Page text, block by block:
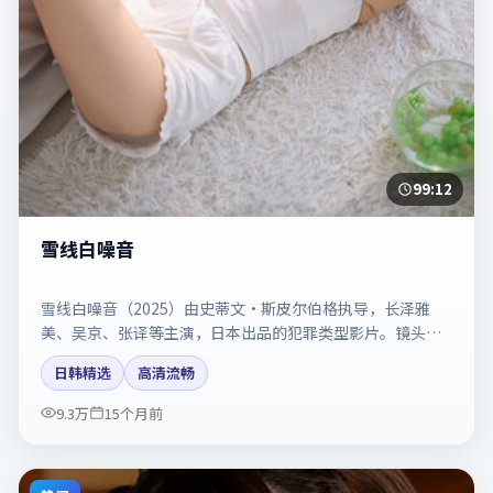
99:12
雪线白噪音
雪线白噪音（2025）由史蒂文·斯皮尔伯格执导，长泽雅
美、吴京、张译等主演，日本出品的犯罪类型影片。镜头克
制却充满张力，人物弧光完整。剧情简介与主创信息可供检
索参考，上映日期以片方资料为准。
日韩精选
高清流畅
9.3万
15个月前